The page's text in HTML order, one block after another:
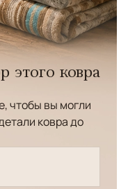
этого ковра
чтобы вы могли
ковра до